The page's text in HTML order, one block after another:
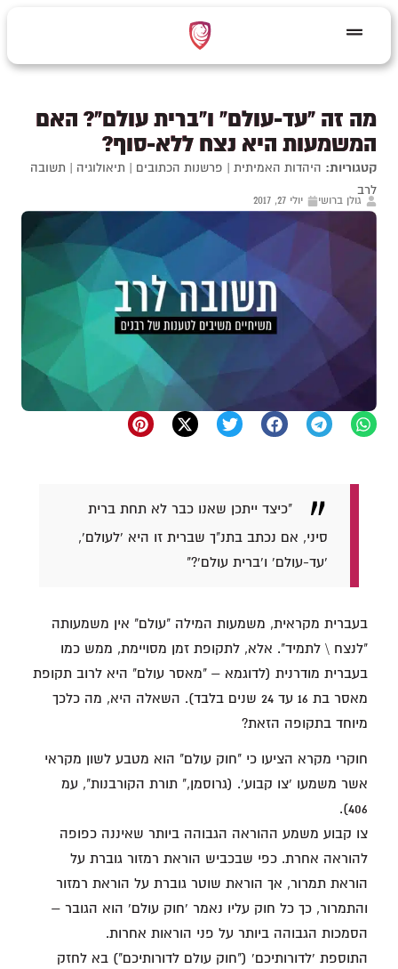
מה זה "עד-עולם" ו"ברית עולם"? האם
המשמעות היא נצח ללא-סוף?
קטגוריות: היהדות האמיתית | פרשנות הכתובים | תיאולוגיה | תשובה
לרב
גולן ברושי יולי 27, 2017
"כיצד ייתכן שאנו כבר לא תחת ברית
סיני, אם נכתב בתנ"ך שברית זו היא 'לעולם',
'עד-עולם' ו'ברית עולם'?"
בעברית מקראית, משמעות המילה "עולם" אין משמעותה
"לנצח \ לתמיד". אלא, לתקופת זמן מסויימת, ממש כמו
בעברית מודרנית (לדוגמא – "מאסר עולם" היא לרוב תקופת
מאסר בת 16 עד 24 שנים בלבד). השאלה היא, מה כלכך
מיוחד בתקופה הזאת?
חוקרי מקרא הציעו כי "חוק עולם" הוא מטבע לשון מקראי
אשר משמעו 'צו קבוע'. (גרוסמן," תורת הקורבנות", עמ
406).
צו קבוע משמע ההוראה הגבוהה ביותר שאיננה כפופה
להוראה אחרת. כפי שבכביש הוראת רמזור גוברת על
הוראת תמרור, אך הוראת שוטר גוברת על הוראת רמזור
והתמרור, כך כל חוק עליו נאמר 'חוק עולם' הוא הגובר –
הסמכות הגבוהה ביותר על פני הוראות אחרות.
התוספת 'לדורותיכם' ("חוק עולם לדורותיכם") בא לחזק